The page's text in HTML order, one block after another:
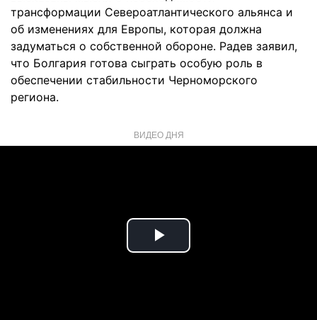
трансформации Североатлантического альянса и
об изменениях для Европы, которая должна
задуматься о собственной обороне. Радев заявил,
что Болгария готова сыграть особую роль в
обеспечении стабильности Черноморского
региона.
ВИДЕО ДНЯ
Play